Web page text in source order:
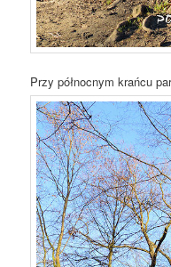
Przy północnym krańcu